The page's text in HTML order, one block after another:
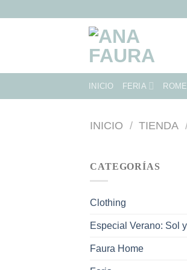
INICIO FERIA
INICIO / TIENDA
CATEGORÍAS
Clothing
Especial Verano: Sol
Faura Home